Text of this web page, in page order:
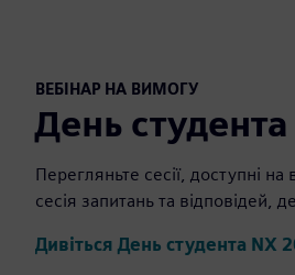
ВЕБІНАР НА ВИМОГУ
День
Перегляньте сесії, доступні
сесія запитань та відповідей,
Дивіться День студента NX